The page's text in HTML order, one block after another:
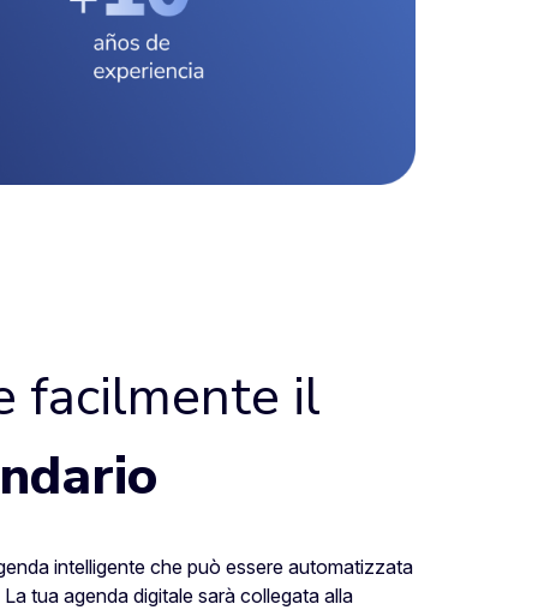
facilmente il
intelligente che può essere automatizzata
La tua agenda digitale sarà collegata alla